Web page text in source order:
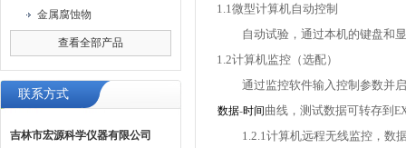
金属腐蚀物
查看全部产品
联系方式
吉林市宏源科学仪器有限公司
1.1微型计算机自动控制
自动试验，通过本机的键盘和
1.2计算机监控（选配）
通过监控软件输入控制参数并
数据-时间曲线，测试数据可转存到
1.2.1计算机远程无线监控，数